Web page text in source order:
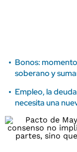
Bonos:
soberano y
Empleo, la
necesita una